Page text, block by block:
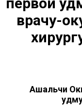
врачу-
Ашальчи